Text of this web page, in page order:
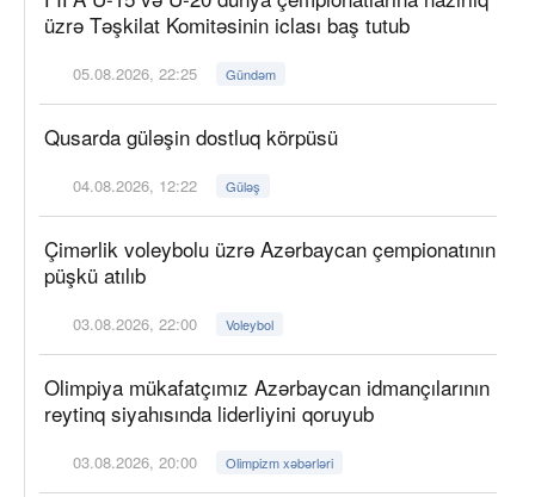
üzrə Təşkilat Komitəsinin iclası baş tutub
05.08.2026, 22:25 Gündəm
Qusarda güləşin dostluq körpüsü
04.08.2026, 12:22 Güləş
Çimərlik voleybolu üzrə Azərbaycan çempionatının
püşkü atılıb
03.08.2026, 22:00 Voleybol
Olimpiya mükafatçımız Azərbaycan idmançılarının
reytinq siyahısında liderliyini qoruyub
03.08.2026, 20:00 Olimpizm xəbərləri